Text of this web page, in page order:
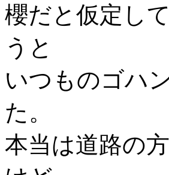
櫻だと仮定し
うと
いつものゴハ
た。
本当は道路の